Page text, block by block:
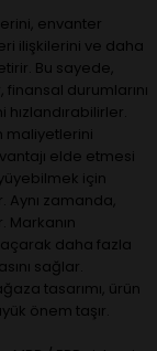
envanter
ilişkilerini ve daha
Bu sayede,
durumlarını
maliyetlerini
elde etmesi
için
zamanda,
Markanın
daha fazla
sağlar.
tasarımı, ürün
önem taşır.